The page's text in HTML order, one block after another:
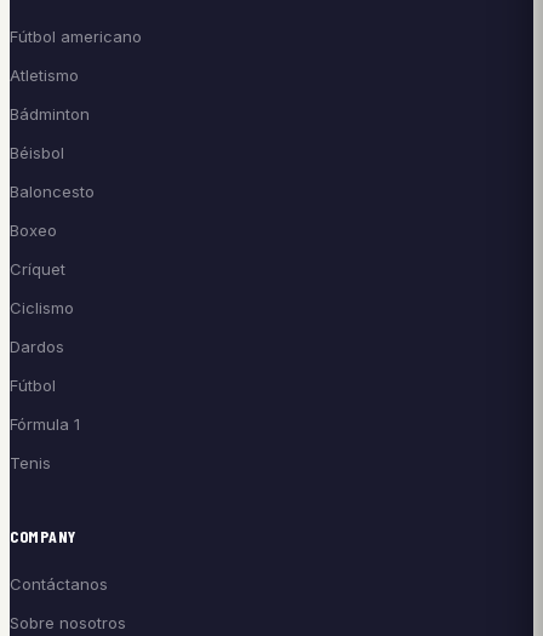
Fútbol americano
Atletismo
Bádminton
Béisbol
Baloncesto
Boxeo
Críquet
Ciclismo
Dardos
Fútbol
Fórmula 1
Tenis
COMPANY
Contáctanos
Sobre nosotros